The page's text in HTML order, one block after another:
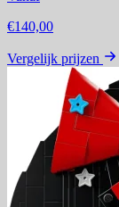
€140,00
Vergelijk prijzen